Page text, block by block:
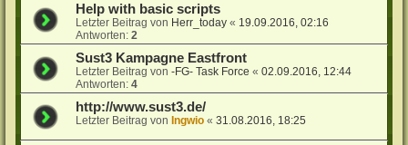
Help with basic scripts
Letzter Beitrag von Herr_today « 19.09.2016, 02:16
Antworten:2
Sust3 Kampagne Eastfront
Letzter Beitrag von-FG- Task Force «02.09.2016, 12:44
Antworten:4
http://www.sust3.de/
Letzter Beitrag vonIngwio «31.08.2016, 18:25